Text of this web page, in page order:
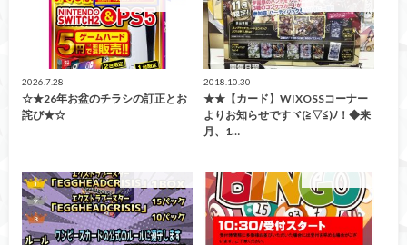
イベント情報！
2026.7.28
☆★26年お盆のチラシの訂正とお
詫び★☆
2018.10.30
★★【カード】WIXOSSコーナー
よりお知らせですヾ(≧▽≦)ﾉ！◆来
月、1…
イベント情報！ イベント情報！